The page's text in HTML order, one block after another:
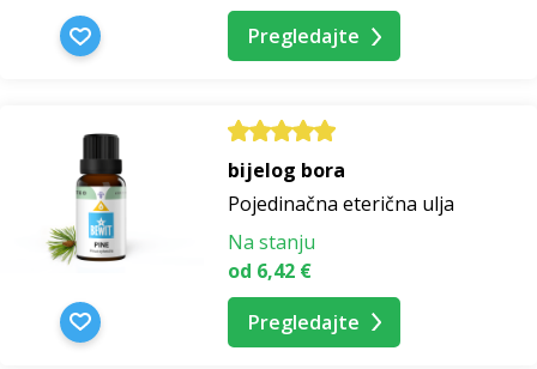
Pregledajte
bijelog bora
Pojedinačna eterična ulja
Na stanju
od 6,42 €
Pregledajte